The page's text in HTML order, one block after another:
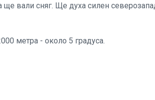
вали сняг. Ще духа силен
метра - около 5 градуса.